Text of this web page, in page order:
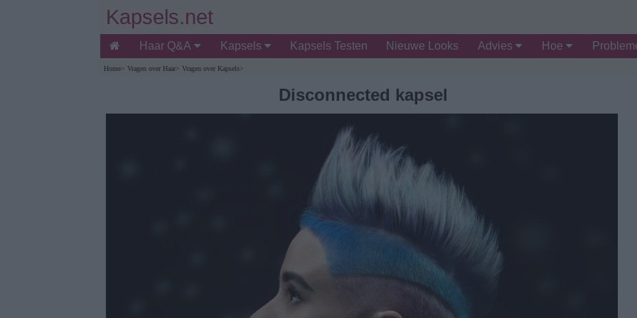
Kapsels.net
Haar Q&A Kapsels Kapsels Testen Nieuwe Looks Advies Hoe
Home> Vragen over Haar> Vragen over Kapsels>
Disconnected kapsel